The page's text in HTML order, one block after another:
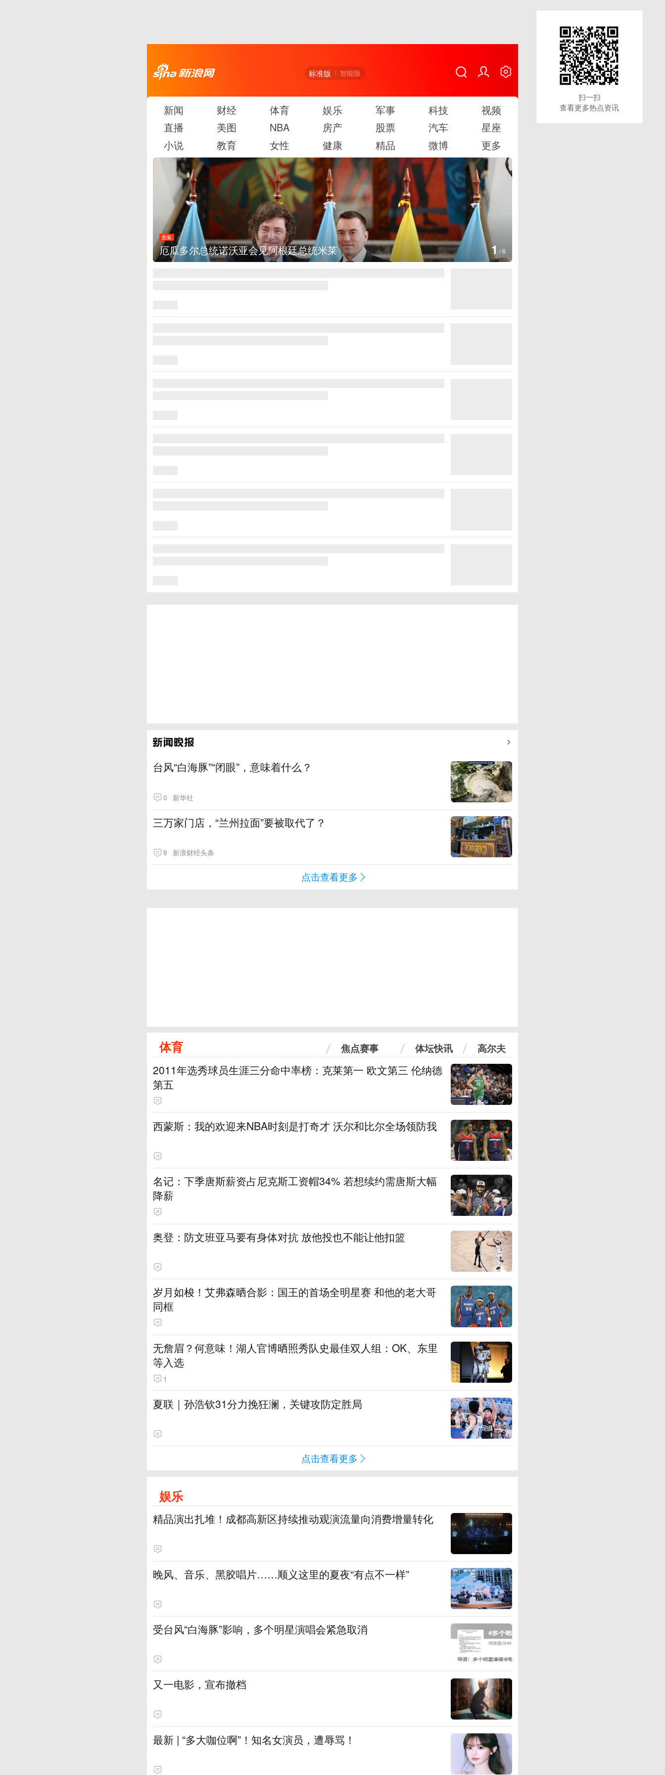
标准版 智能版
新闻 财经 体育 娱乐 军事 科技
视频
直播
美图 NBA 房产 股票 汽车
星座
小说
教育 女性 健康 精品 微博 更多
图集
厄瓜多尔总统诺沃亚会见阿根廷总统米莱 1 /6
台风“白海豚”“闭眼”，意味着什么？
0 新华社
三万家门店，“兰州拉面”要被取代了？
9 新浪财经头条
点击查看更多
体育 焦点赛事 体坛快讯 高尔夫
2011年选秀球员生涯三分命中率榜：克莱第一 欧文第三 伦纳德
第五
西蒙斯：我的欢迎来NBA时刻是打奇才 沃尔和比尔全场领防我
名记：下季唐斯薪资占尼克斯工资帽34% 若想续约需唐斯大幅
降薪
奥登：防文班亚马要有身体对抗 放他投也不能让他扣篮
岁月如梭！艾弗森晒合影：国王的首场全明星赛 和他的老大哥
同框
无詹眉？何意味！湖人官博晒照秀队史最佳双人组：OK、东里
等入选
1
夏联｜孙浩钦31分力挽狂澜，关键攻防定胜局
点击查看更多
娱乐
精品演出扎堆！成都高新区持续推动观演流量向消费增量转化
晚风、音乐、黑胶唱片……顺义这里的夏夜“有点不一样”
受台风“白海豚”影响，多个明星演唱会紧急取消
又一电影，宣布撤档
最新 | “多大咖位啊”！知名女演员，遭辱骂！
扫一扫
查看更多热点资讯
扫一扫
查看更多热点资讯